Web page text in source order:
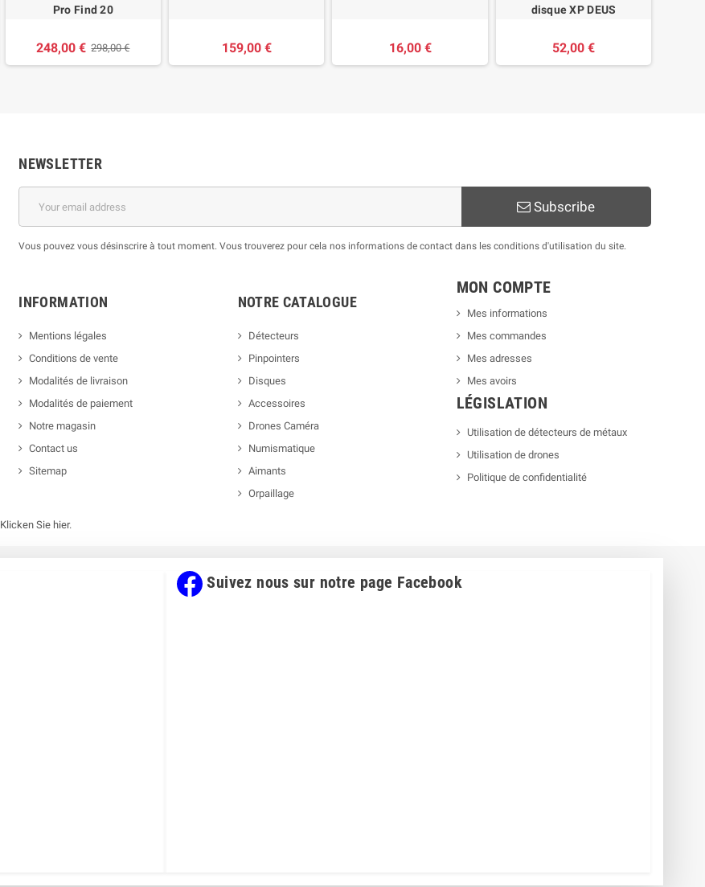
Pro Find 20
248,00 € 298,00 € 159,00 € 16,00 €
disque XP DEUS
52,00 €
NEWSLETTER
Subscribe
Vous pouvez vous désinscrire à tout moment. Vous trouverez pour cela nos informations de contact dans les conditions d'utilisation du site.
INFORMATION
Mentions légales
Conditions de vente
Modalités de livraison
Modalités de paiement
Notre magasin
Contact us
Sitemap
NOTRE CATALOGUE
Détecteurs
Pinpointers
Disques
Accessoires
Drones Caméra
Numismatique
Aimants
Orpaillage
MON COMPTE
Mes informations
Mes commandes
Mes adresses
Mes avoirs
LÉGISLATION
Utilisation de détecteurs de métaux
Utilisation de drones
Politique de confidentialité
Klicken Sie hier.
Suivez nous sur notre page Facebook